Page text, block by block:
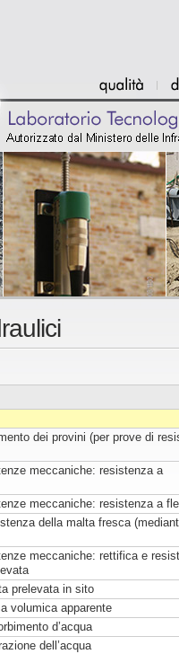
dei provini (per prove di
meccaniche: resistenza a
meccaniche: resistenza a
della malta fresca
meccaniche: rettifica e
prelevata in sito
volumica apparente
d’acqua
dell’acqua